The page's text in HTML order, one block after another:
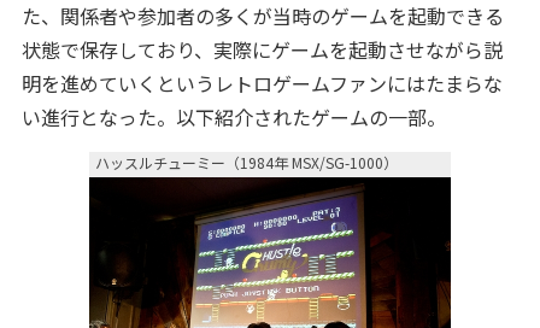
た、関係者や参加者の多くが当時のゲームを起動できる
状態で保存しており、実際にゲームを起動させながら説
明を進めていくというレトロゲームファンにはたまらな
い進行となった。以下紹介されたゲームの一部。
ハッスルチューミー（1984年 MSX/SG-1000）